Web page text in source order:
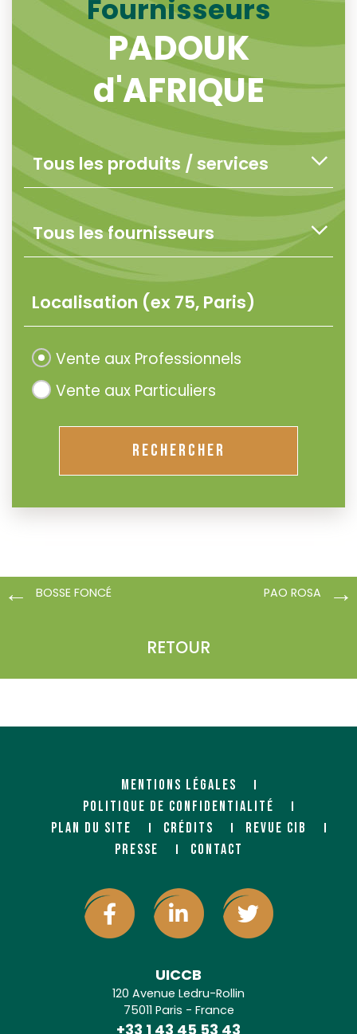
Fournisseurs
PADOUK
d'AFRIQUE
Vente aux Professionnels
Vente aux Particuliers
RECHERCHER
BOSSE FONCÉ
RETOUR
PAO ROSA
MENTIONS LÉGALES
POLITIQUE DE CONFIDENTIALITÉ
PLAN DU SITE
CRÉDITS
REVUE CIB
PRESSE
CONTACT
UICCB
120 Avenue Ledru-Rollin
75011 Paris - France
+33 1 43 45 53 43